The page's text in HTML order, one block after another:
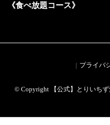
《食べ放題コース》
プライバ
© Copyright 【公式】とりいちず